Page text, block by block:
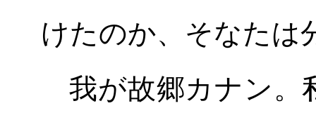
けたのか、そなたは
我が故郷カナン。